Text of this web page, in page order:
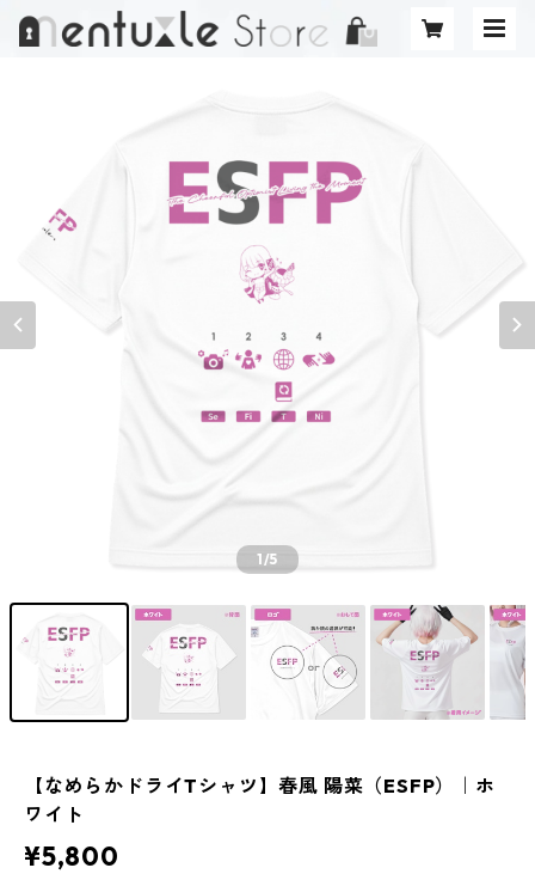
1/5
【なめらかドライTシャツ】春風 陽菜（ESFP）｜ホ
ワイト
¥5,800